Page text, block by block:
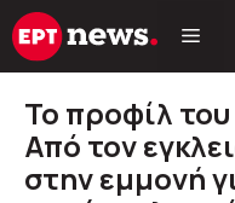
Μετάβαση
σε
Το προφίλ
Από τον
στην εμμονή